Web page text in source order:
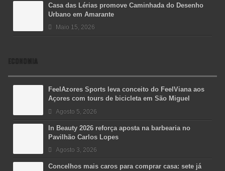
Casa das Lérias promove Caminhada do Desenho
Urbano em Amarante
Maio 15, 2026
ECONOMIA
FeelAzores Sports leva conceito do FeelViana aos
Açores com tours de bicicleta em São Miguel
Agosto 5, 2026
In Beauty 2026 reforça aposta na barbearia no
Pavilhão Carlos Lopes
Agosto 3, 2026
Concelhos mais caros para comprar casa: sete já